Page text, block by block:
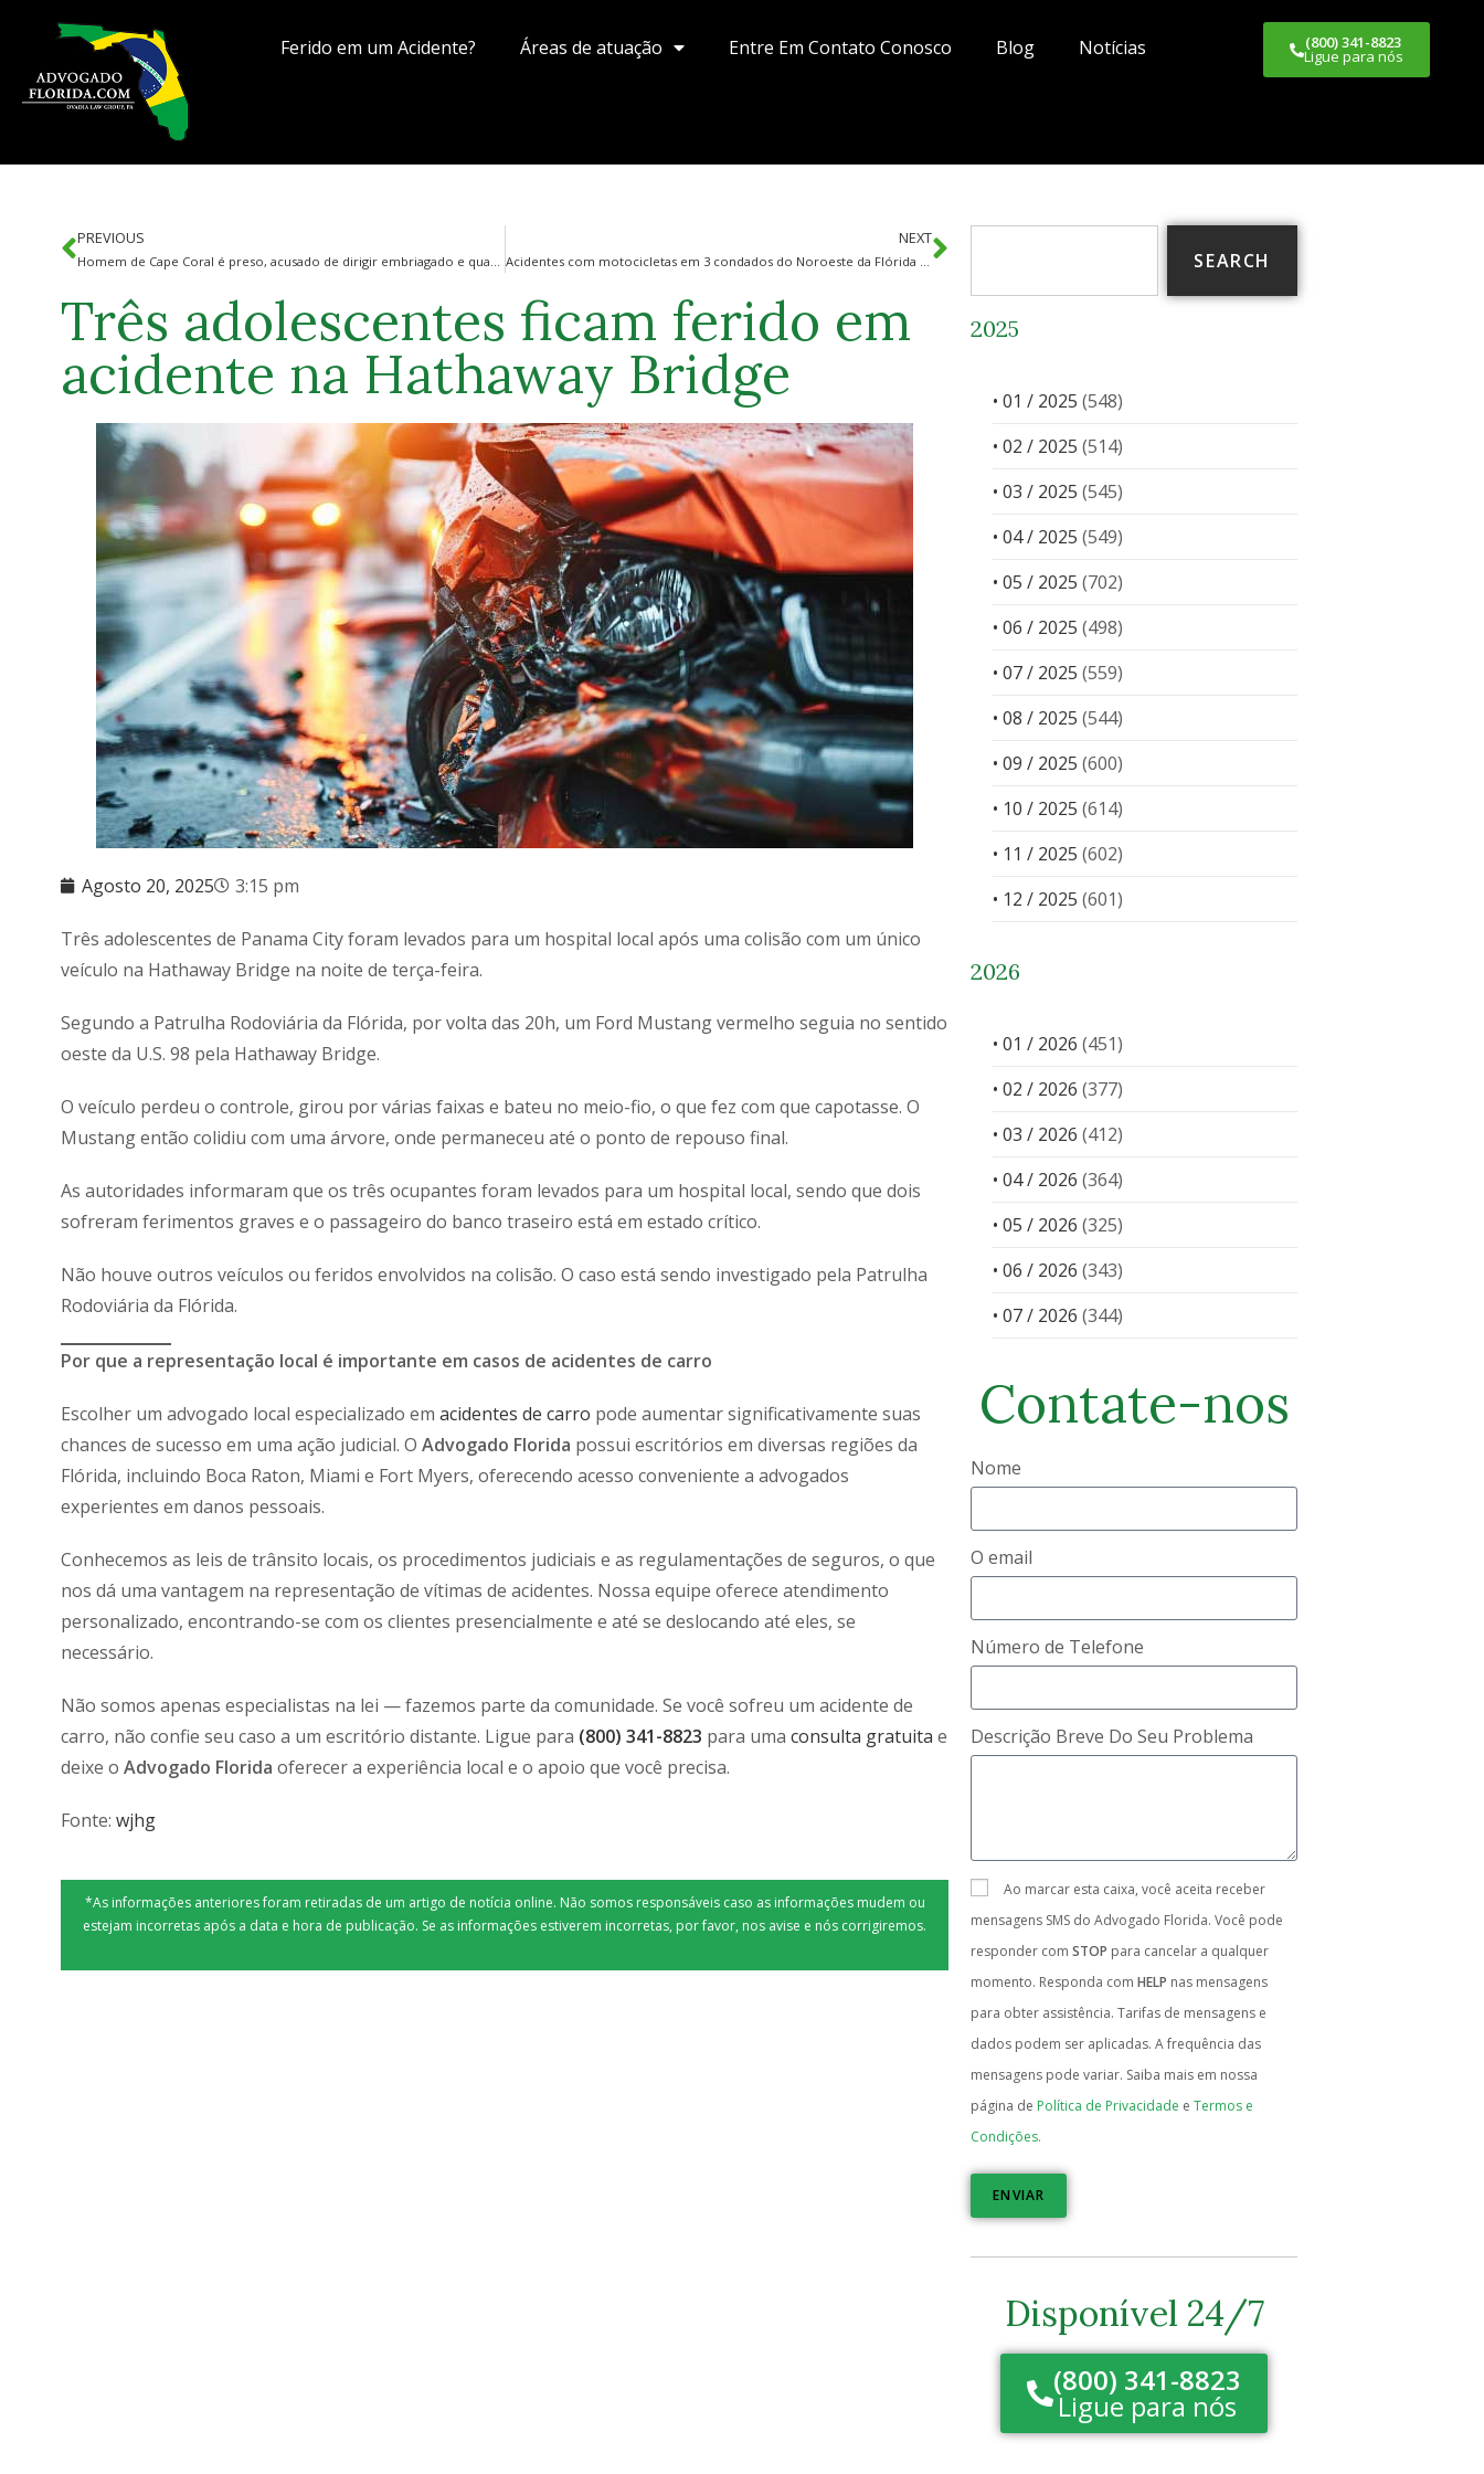
(800) 341-8823
Ligue para nós
Ferido em um Acidente? Áreas de atuação Entre Em Contato Conosco Blog Notícias
PREVIOUS
Homem de Cape Coral é preso, acusado de dirigir embriagado e quase atingir policiais durante abordagem
NEXT
Acidentes com motocicletas em 3 condados do Noroeste da Flórida podem ultrapassar médias anuais
Três adolescentes ficam ferido em
acidente na Hathaway Bridge
Agosto 20, 2025 3:15 pm
Três adolescentes de Panama City foram levados para um hospital local após uma colisão com um único
veículo na Hathaway Bridge na noite de terça-feira.
Segundo a Patrulha Rodoviária da Flórida, por volta das 20h, um Ford Mustang vermelho seguia no sentido
oeste da U.S. 98 pela Hathaway Bridge.
O veículo perdeu o controle, girou por várias faixas e bateu no meio-fio, o que fez com que capotasse. O
Mustang então colidiu com uma árvore, onde permaneceu até o ponto de repouso final.
As autoridades informaram que os três ocupantes foram levados para um hospital local, sendo que dois
sofreram ferimentos graves e o passageiro do banco traseiro está em estado crítico.
Não houve outros veículos ou feridos envolvidos na colisão. O caso está sendo investigado pela Patrulha
Rodoviária da Flórida.
Por que a representação local é importante em casos de acidentes de carro
Escolher um advogado local especializado em acidentes de carro pode aumentar significativamente suas
chances de sucesso em uma ação judicial. O Advogado Florida possui escritórios em diversas regiões da
Flórida, incluindo Boca Raton, Miami e Fort Myers, oferecendo acesso conveniente a advogados
experientes em danos pessoais.
Conhecemos as leis de trânsito locais, os procedimentos judiciais e as regulamentações de seguros, o que
nos dá uma vantagem na representação de vítimas de acidentes. Nossa equipe oferece atendimento
personalizado, encontrando-se com os clientes presencialmente e até se deslocando até eles, se
necessário.
Não somos apenas especialistas na lei — fazemos parte da comunidade. Se você sofreu um acidente de
carro, não confie seu caso a um escritório distante. Ligue para (800) 341-8823 para uma consulta gratuita e
deixe o Advogado Florida oferecer a experiência local e o apoio que você precisa.
Fonte: wjhg
*As informações anteriores foram retiradas de um artigo de notícia online. Não somos responsáveis caso as informações mudem ou
estejam incorretas após a data e hora de publicação. Se as informações estiverem incorretas, por favor, nos avise e nós corrigiremos.
SEARCH
2025
• 01 / 2025 (548)
• 02 / 2025 (514)
• 03 / 2025 (545)
• 04 / 2025 (549)
• 05 / 2025 (702)
• 06 / 2025 (498)
• 07 / 2025 (559)
• 08 / 2025 (544)
• 09 / 2025 (600)
• 10 / 2025 (614)
• 11 / 2025 (602)
• 12 / 2025 (601)
2026
• 01 / 2026 (451)
• 02 / 2026 (377)
• 03 / 2026 (412)
• 04 / 2026 (364)
• 05 / 2026 (325)
• 06 / 2026 (343)
• 07 / 2026 (344)
Contate-nos
Nome
O email
Número de Telefone
Descrição Breve Do Seu Problema
Ao marcar esta caixa, você aceita receber
mensagens SMS do Advogado Florida. Você pode
responder comSTOP para cancelar a qualquer
momento. Responda comHELP nas mensagens
para obter assistência. Tarifas de mensagens e
dados podem ser aplicadas. A frequência das
mensagens pode variar. Saiba mais em nossa
página de Política de Privacidade eTermos e
Condições.
ENVIAR
Disponível 24/7
(800) 341-8823
Ligue para nós